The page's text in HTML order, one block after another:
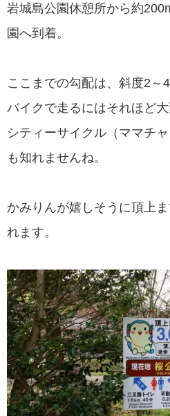
岩城島公園休憩所から約
園へ到着。
ここまでの勾配は、斜度2～
バイクで走るにはそれほど大
シティーサイクル（ママチ
も知れませんね。
かみりんが嬉しそうに頂上
れます。